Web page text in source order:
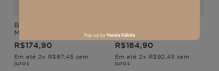
BLUSA FEMININO
MANGA CURTA NÉVOA
R$174,90
Em até 2x R$87,45 sem
juros
PANTACOURT
SAGRADO
R$184,90
Em até 2x R$ 92 ,45 sem
juros